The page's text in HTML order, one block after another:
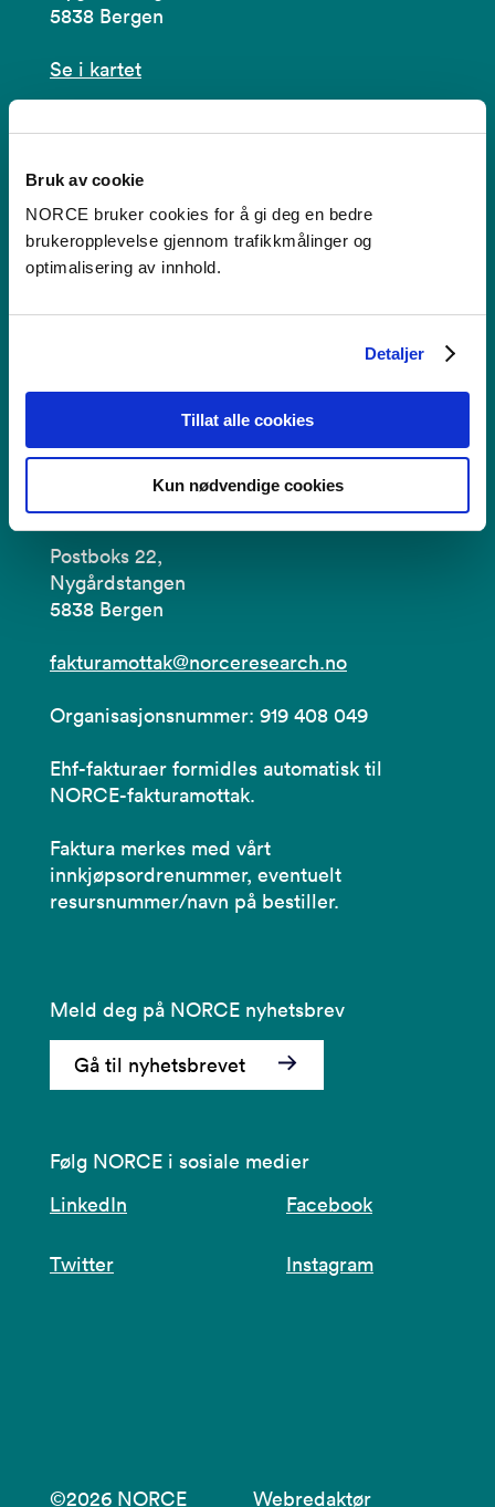
Bruk av cookie
NORCE bruker cookies for å gi deg en bedre
brukeropplevelse gjennom trafikkmålinger og
optimalisering av innhold.
Detaljer
Tillat alle cookies
Kun nødvendige cookies
5838 Bergen
Se i kartet
Se alle våre lokasjoner
Tilgjengelighetserklæring
Bruk av informasjonskapsler
Faktura
Postboks 22,
Nygårdstangen
5838 Bergen
fakturamottak@norceresearch.no
Organisasjonsnummer: 919 408 049
Ehf-fakturaer formidles automatisk til
NORCE-fakturamottak.
Faktura merkes med vårt
innkjøpsordrenummer, eventuelt
resursnummer/navn på bestiller.
Meld deg på NORCE nyhetsbrev
Gå til nyhetsbrevet
Følg NORCE i sosiale medier
LinkedIn
Facebook
Twitter Instagram
©2026 NORCE Webredaktør